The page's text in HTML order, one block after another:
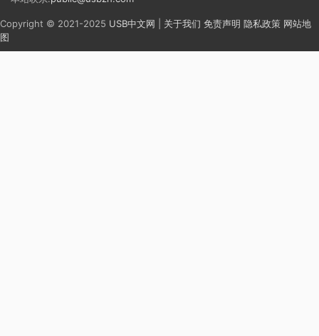
Copyright © 2021-2025 USB中文网 关于我们 免责声明 隐私政策 网站地
图